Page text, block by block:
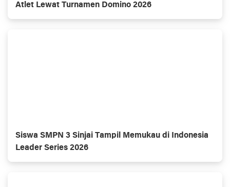
Atlet Lewat Turnamen Domino 2026
Siswa SMPN 3 Sinjai Tampil Memukau di Indonesia
Leader Series 2026